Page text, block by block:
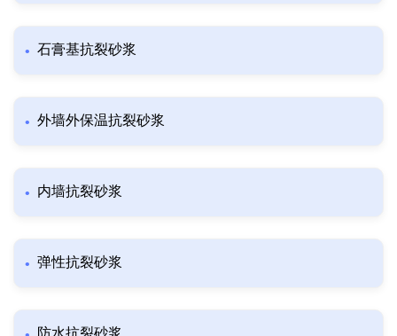
石膏基抗裂砂浆
外墙外保温抗裂砂浆
内墙抗裂砂浆
弹性抗裂砂浆